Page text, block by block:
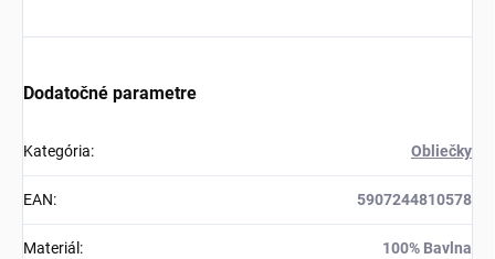
Dodatočné parametre
Kategória: Obliečky
EAN: 5907244810578
Materiál : 100% Bavlna